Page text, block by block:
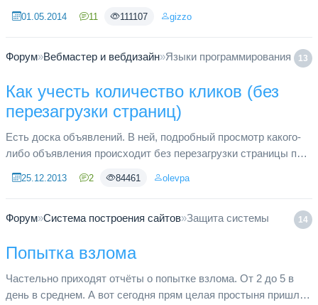
в BD. Код сей...
01.05.2014 11 111107 gizzo
13
Форум»Вебмастер и вебдизайн»Языки программирования
Как учесть количество кликов (без
перезагрузки страниц)
Есть доска объявлений. В ней, подробный просмотр какого-
либо объявления происходит без перезагрузки страницы по
осуществляется с помощью ...
25.12.2013 2 84461 olevpa
14
Форум»Система построения сайтов»Защита системы
Попытка взлома
Частельно приходят отчёты о попытке взлома. От 2 до 5 в
день в среднем. А вот сегодня прям целая простыня пришла